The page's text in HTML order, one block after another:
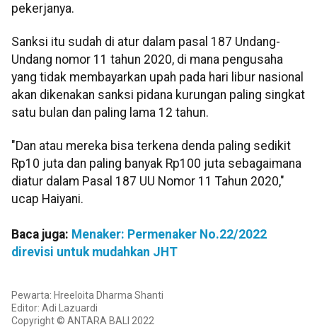
pekerjanya.
Sanksi itu sudah di atur dalam pasal 187 Undang-
Undang nomor 11 tahun 2020, di mana pengusaha
yang tidak membayarkan upah pada hari libur nasional
akan dikenakan sanksi pidana kurungan paling singkat
satu bulan dan paling lama 12 tahun.
"Dan atau mereka bisa terkena denda paling sedikit
Rp10 juta dan paling banyak Rp100 juta sebagaimana
diatur dalam Pasal 187 UU Nomor 11 Tahun 2020,"
ucap Haiyani.
Baca juga: Menaker: Permenaker No.22/2022
direvisi untuk mudahkan JHT
Pewarta: Hreeloita Dharma Shanti
Editor: Adi Lazuardi
Copyright © ANTARA BALI 2022